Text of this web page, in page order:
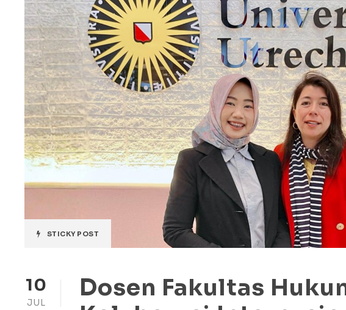
STICKY POST
10
JUL
Dosen Fakultas